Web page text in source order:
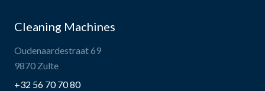
Cleaning Machines
Oudenaardestraat 69
9870 Zulte
+32 56 70 70 80